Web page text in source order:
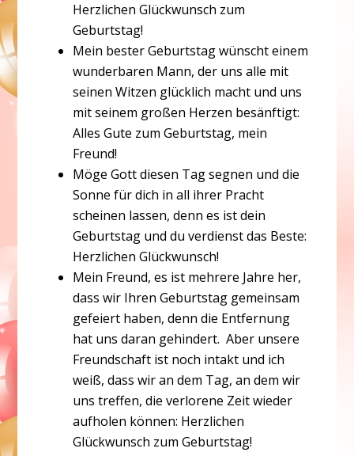
Herzlichen Glückwunsch zum
Geburtstag!
Mein bester Geburtstag wünscht einem
wunderbaren Mann, der uns alle mit
seinen Witzen glücklich macht und uns
mit seinem großen Herzen besänftigt:
Alles Gute zum Geburtstag, mein
Freund!
Möge Gott diesen Tag segnen und die
Sonne für dich in all ihrer Pracht
scheinen lassen, denn es ist dein
Geburtstag und du verdienst das Beste:
Herzlichen Glückwunsch!
Mein Freund, es ist mehrere Jahre her,
dass wir Ihren Geburtstag gemeinsam
gefeiert haben, denn die Entfernung
hat uns daran gehindert. Aber unsere
Freundschaft ist noch intakt und ich
weiß, dass wir an dem Tag, an dem wir
uns treffen, die verlorene Zeit wieder
aufholen können: Herzlichen
Glückwunsch zum Geburtstag!